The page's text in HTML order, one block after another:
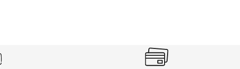
Takım